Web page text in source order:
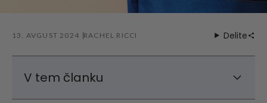
13. AVGUST 2024 RACHEL RICCI Delite
V tem članku